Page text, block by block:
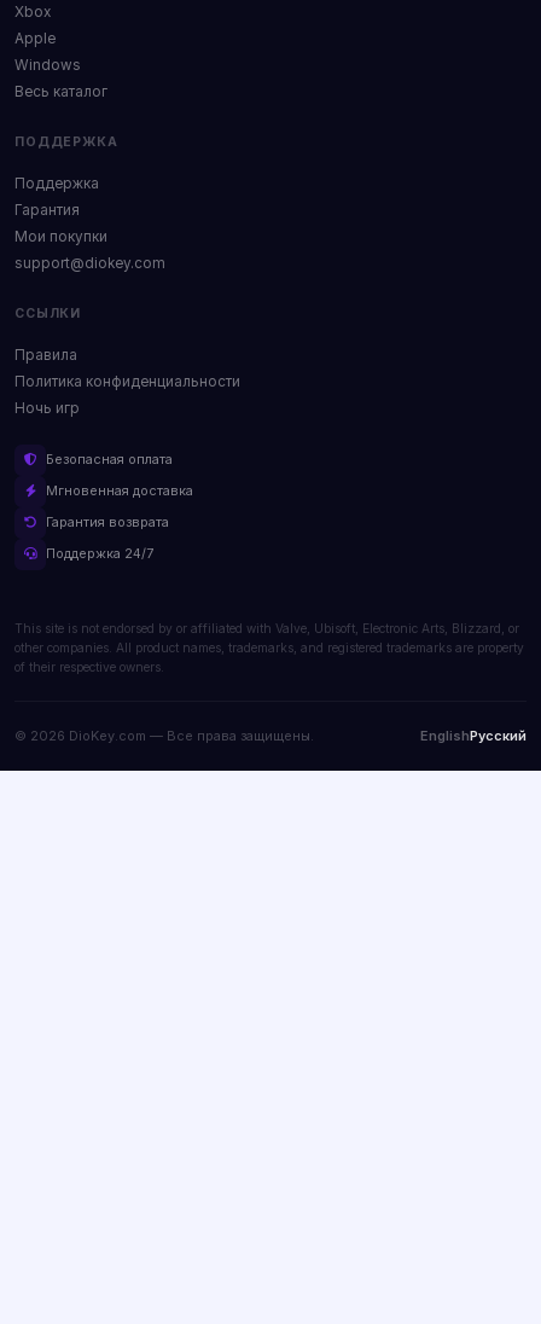
Xbox
Apple
Windows
Весь каталог
ПОДДЕРЖКА
Поддержка
Гарантия
Мои покупки
support@diokey.com
ССЫЛКИ
Правила
Политика конфиденциальности
Ночь игр
Безопасная оплата
Мгновенная доставка
Гарантия возврата
Поддержка 24/7
This site is not endorsed by or affiliated with Valve, Ubisoft, Electronic Arts, Blizzard, or
other companies. All product names, trademarks, and registered trademarks are property
of their respective owners.
© 2026 DioKey.com — Все права защищены. EnglishРусский